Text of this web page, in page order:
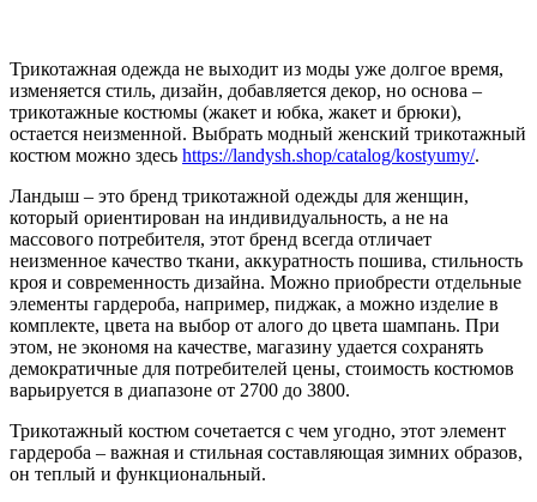
Трикотажная одежда не выходит из моды уже долгое время,
изменяется стиль, дизайн, добавляется декор, но основа –
трикотажные костюмы (жакет и юбка, жакет и брюки),
остается неизменной. Выбрать модный женский трикотажный
костюм можно здесь https://landysh.shop/catalog/kostyumy/.
Ландыш – это бренд трикотажной одежды для женщин,
который ориентирован на индивидуальность, а не на
массового потребителя, этот бренд всегда отличает
неизменное качество ткани, аккуратность пошива, стильность
кроя и современность дизайна. Можно приобрести отдельные
элементы гардероба, например, пиджак, а можно изделие в
комплекте, цвета на выбор от алого до цвета шампань. При
этом, не экономя на качестве, магазину удается сохранять
демократичные для потребителей цены, стоимость костюмов
варьируется в диапазоне от 2700 до 3800.
Трикотажный костюм сочетается с чем угодно, этот элемент
гардероба – важная и стильная составляющая зимних образов,
он теплый и функциональный.